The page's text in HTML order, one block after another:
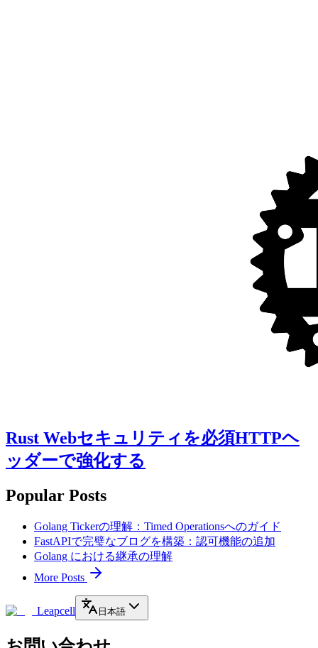
Rust Webセキュリティを必須HTTPヘ
ッダーで強化する
Popular Posts
Golang Tickerの理解：Timed Operationsへのガイド
FastAPIで完璧なブログを構築：認可機能の追加
Golang における継承の理解
More Posts
Leapcell 日本語